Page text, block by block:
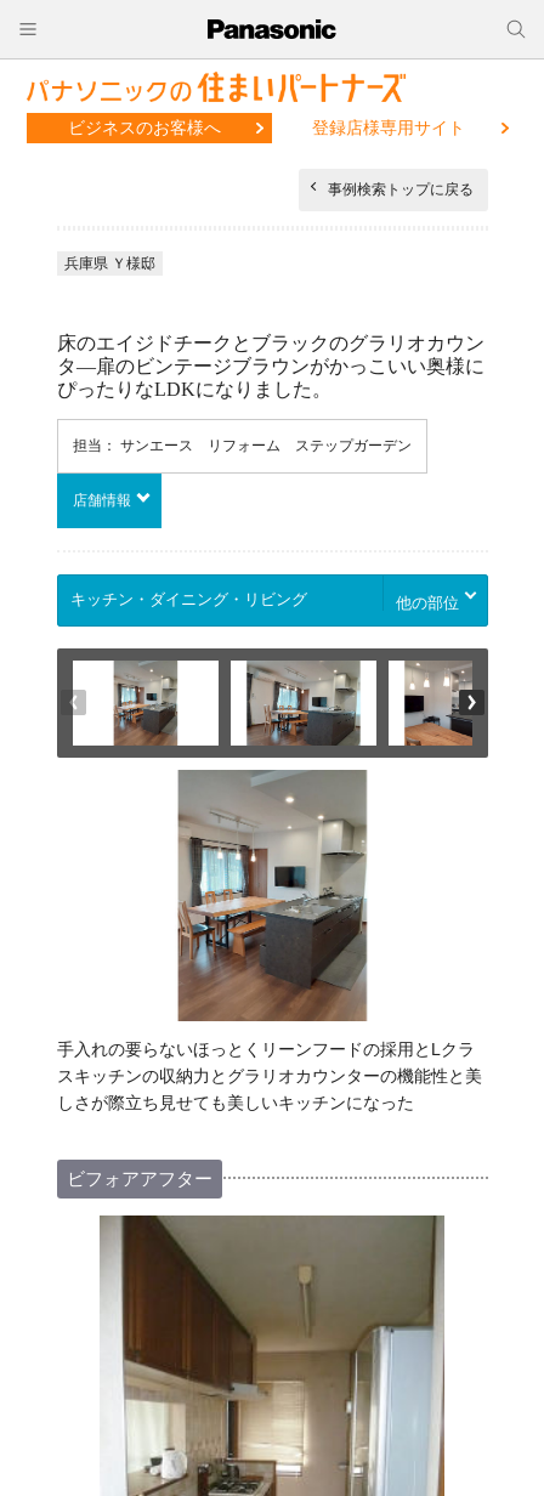
ビジネスのお客様へ 登録店様専用サイト
事例検索トップに戻る
兵庫県 Ｙ様邸
床のエイジドチークとブラックのグラリオカウン
タ―扉のビンテージブラウンがかっこいい奥様に
ぴったりなLDKになりました。
担当： サンエース リフォーム ステップガーデン
店舗情報
他の部位
手入れの要らないほっとくリーンフードの採用とLクラ
スキッチンの収納力とグラリオカウンターの機能性と美
しさが際立ち見せても美しいキッチンになった
ビフォアアフター